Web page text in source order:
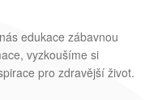
edukace zábavnou
vyzkoušíme si
pro zdravější život.